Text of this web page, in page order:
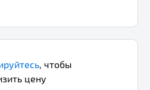
, чтобы
цену